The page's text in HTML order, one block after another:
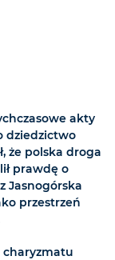
akty
dziedzictwo
że polska droga
prawdę o
Jasnogórska
przestrzeń
charyzmatu